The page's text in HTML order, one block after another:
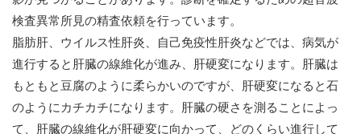
検査異常所見の精査依頼を行っています。
脂肪肝、ウイルス性肝炎、自己免疫性肝炎などでは、病気が
進行すると肝臓の線維化が進み、肝硬変になります。肝臓は
もともと豆腐のように柔らかいのですが、肝硬変になると石
のようにカチカチになります。肝臓の硬さを測ることによっ
て、肝臓の線維化が肝硬変に向かって、どのくらい進行して